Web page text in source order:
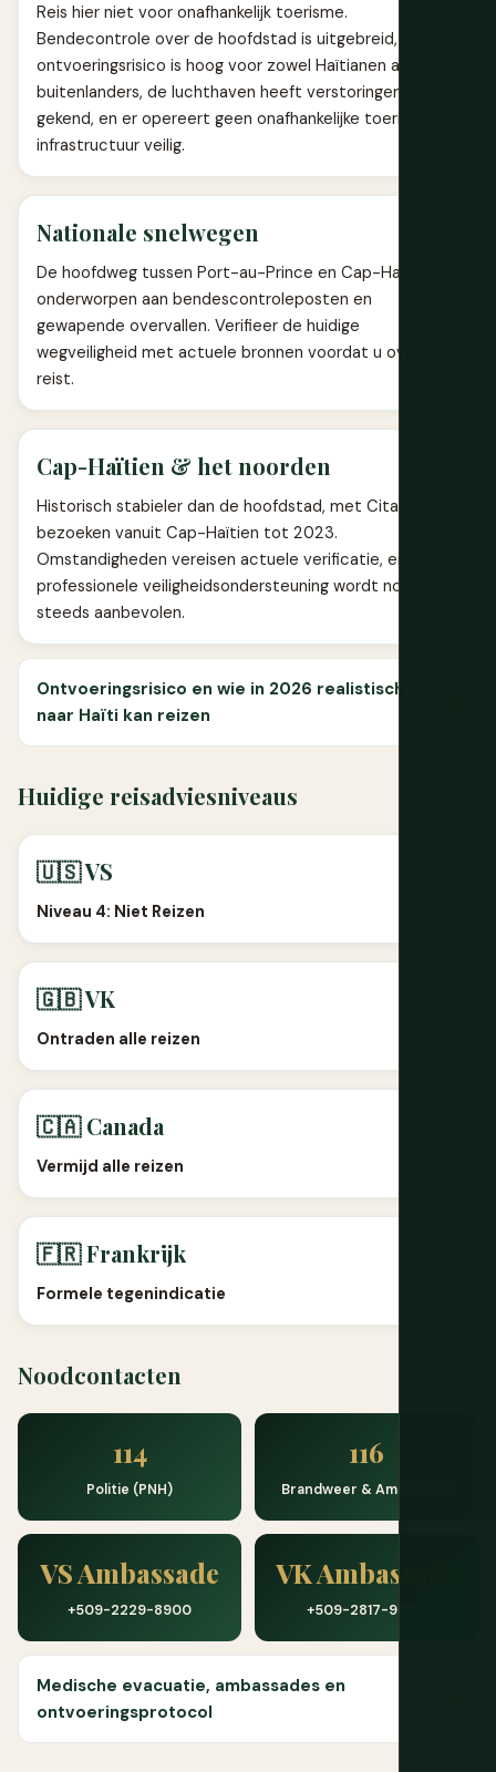
Reis hier niet voor onafhankelijk toerisme.
Bendecontrole over de hoofdstad is uitgebreid,
ontvoeringsrisico is hoog voor zowel Haïtianen als
buitenlanders, de luchthaven heeft verstoringen
gekend, en er opereert geen onafhankelijke toeristische
infrastructuur veilig.
Nationale snelwegen
De hoofdweg tussen Port-au-Prince en Cap-Haïtien is
onderworpen aan bendescontroleposten en
gewapende overvallen. Verifieer de huidige
wegveiligheid met actuele bronnen voordat u over land
reist.
Cap-Haïtien & het noorden
Historisch stabieler dan de hoofdstad, met Citadelle-
bezoeken vanuit Cap-Haïtien tot 2023.
Omstandigheden vereisen actuele verificatie, en
professionele veiligheidsondersteuning wordt nog
steeds aanbevolen.
Ontvoeringsrisico en wie in 2026 realistisch
naar Haïti kan reizen
Huidige reisadviesniveaus
🇺🇸 VS
Niveau 4: Niet Reizen
🇬🇧 VK
Ontraden alle reizen
🇨🇦 Canada
Vermijd alle reizen
🇫🇷 Frankrijk
Formele tegenindicatie
Noodcontacten
114
Politie (PNH)
116
Brandweer & Ambulance
VS Ambassade
+509-2229-8900
VK Ambassade
+509-2817-9000
Medische evacuatie, ambassades en
ontvoeringsprotocol